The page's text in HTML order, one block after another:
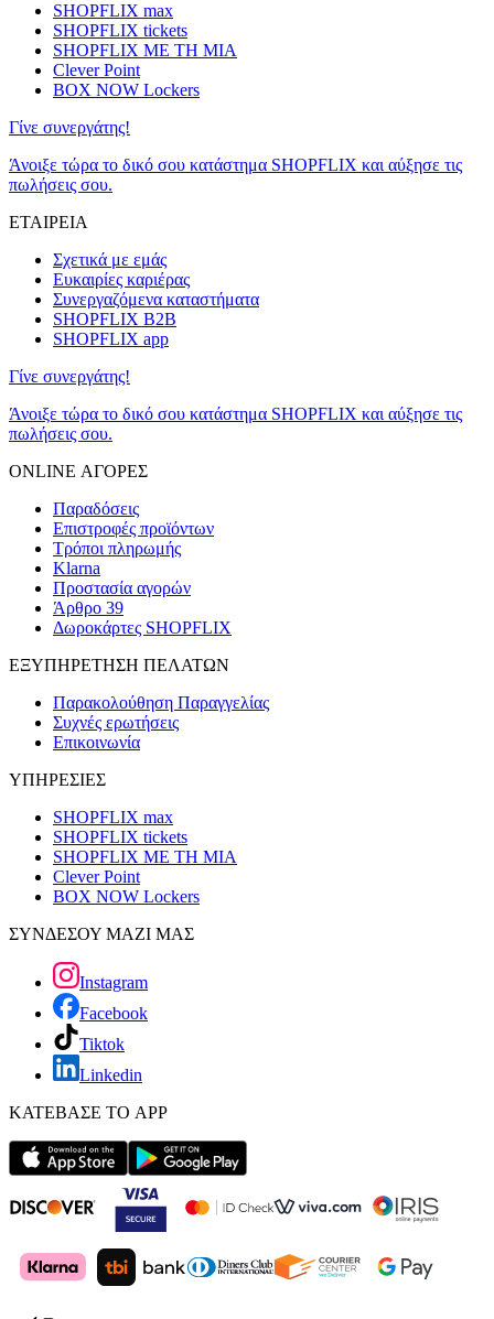
SHOPFLIX max
SHOPFLIX tickets
SHOPFLIX ΜΕ ΤΗ ΜΙΑ
Clever Point
BOX NOW Lockers
Γίνε συνεργάτης!
Άνοιξε τώρα το δικό σου κατάστημα SHOPFLIX και αύξησε τις
πωλήσεις σου.
ΕΤΑΙΡΕΙΑ
Σχετικά με εμάς
Ευκαιρίες καριέρας
Συνεργαζόμενα καταστήματα
SHOPFLIX B2B
SHOPFLIX app
Γίνε συνεργάτης!
Άνοιξε τώρα το δικό σου κατάστημα SHOPFLIX και αύξησε τις
πωλήσεις σου.
ONLINE ΑΓΟΡΕΣ
Παραδόσεις
Επιστροφές προϊόντων
Τρόποι πληρωμής
Klarna
Προστασία αγορών
Άρθρο 39
Δωροκάρτες SHOPFLIX
ΕΞΥΠΗΡΕΤΗΣΗ ΠΕΛΑΤΩΝ
Παρακολούθηση Παραγγελίας
Συχνές ερωτήσεις
Επικοινωνία
ΥΠΗΡΕΣΙΕΣ
SHOPFLIX max
SHOPFLIX tickets
SHOPFLIX ΜΕ ΤΗ ΜΙΑ
Clever Point
BOX NOW Lockers
ΣΥΝΔΕΣΟΥ ΜΑΖΙ ΜΑΣ
Instagram
Facebook
Tiktok
Linkedin
ΚΑΤΕΒΑΣΕ ΤΟ APP